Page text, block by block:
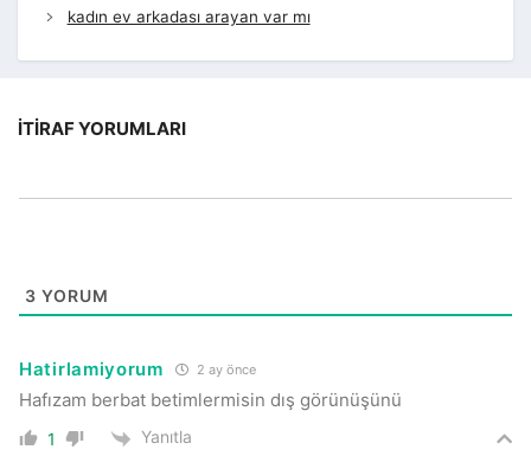
kadın ev arkadası arayan var mı
İTIRAF YORUMLARI
3 YORUM
Hatirlamiyorum 2 ay önce
Hafızam berbat betimlermisin dış görünüşünü
1 Yanıtla